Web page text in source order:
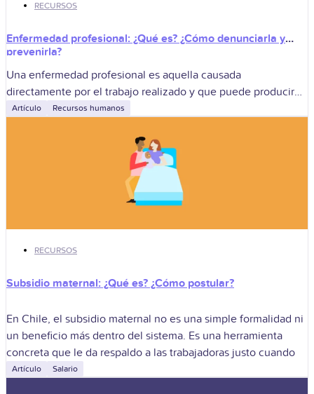
RECURSOS
Enfermedad profesional: ¿Qué es? ¿Cómo denunciarla y
prevenirla?
Una enfermedad profesional es aquella causada
directamente por el trabajo realizado y que puede producir
incapacidad o muerte. Para la empresa, gestionarla
Artículo Recursos humanos
RECURSOS
Subsidio maternal: ¿Qué es? ¿Cómo postular?
En Chile, el subsidio maternal no es una simple formalidad ni
un beneficio más dentro del sistema. Es una herramienta
concreta que le da respaldo a las trabajadoras justo cuando
Artículo Salario